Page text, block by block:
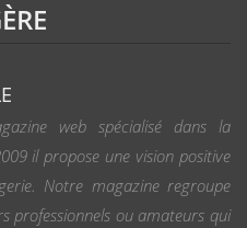
web spécialisé dans la
il propose une vision positive
Notre magazine regroupe
professionnels ou amateurs qui